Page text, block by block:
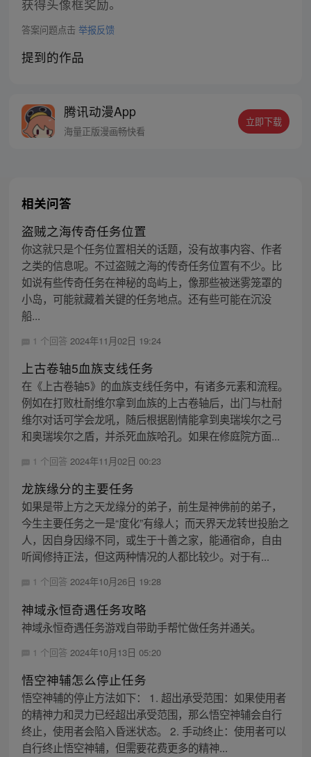
获得头像框奖励。
答案问题点击 举报反馈
提到的作品
腾讯动漫App
海量正版漫画畅快看
立即下载
相关问答
盗贼之海传奇任务位置
你这就只是个任务位置相关的话题，没有故事内容、作者
之类的信息呢。不过盗贼之海的传奇任务位置有不少。比
如说有些传奇任务在神秘的岛屿上，像那些被迷雾笼罩的
小岛，可能就藏着关键的任务地点。还有些可能在沉没
船...
1 个回答 2024年11月02日 19:24
上古卷轴5血族支线任务
在《上古卷轴5》的血族支线任务中，有诸多元素和流程。
例如在打败杜耐维尔拿到血族的上古卷轴后，出门与杜耐
维尔对话可学会龙吼，随后根据剧情能拿到奥瑞埃尔之弓
和奥瑞埃尔之盾，并杀死血族哈孔。如果在修庭院方面...
1 个回答 2024年11月02日 00:23
龙族缘分的主要任务
如果是带上方之天龙缘分的弟子，前生是神佛前的弟子，
今生主要任务之一是“度化”有缘人；而天界天龙转世投胎之
人，因自身因缘不同，或生于十善之家，能通宿命，自由
听闻修持正法，但这两种情况的人都比较少。对于有...
1 个回答 2024年10月26日 19:28
神域永恒奇遇任务攻略
神域永恒奇遇任务游戏自带助手帮忙做任务并通关。
1 个回答 2024年10月13日 05:20
悟空神辅怎么停止任务
悟空神辅的停止方法如下： 1. 超出承受范围：如果使用者
的精神力和灵力已经超出承受范围，那么悟空神辅会自行
终止，使用者会陷入昏迷状态。 2. 手动终止：使用者可以
自行终止悟空神辅，但需要花费更多的精神...